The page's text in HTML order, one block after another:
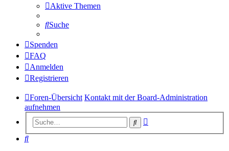
Aktive Themen
Suche
Spenden
FAQ
Anmelden
Registrieren
Foren-Übersicht Kontakt mit der Board-Administration
aufnehmen
Suche
Suche